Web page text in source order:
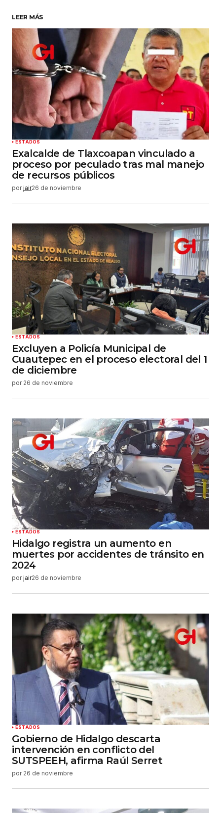
Su nombre*
Tu correo electrónico*
Guardar mi nombre, correo electrónico y sitio
web en este navegador para la próxima vez que
haga un comentario.
Enviar comentario
LEER MÁS
ESTADOS
Exalcalde de Tlaxcoapan vinculado a
proceso por peculado tras mal manejo
de recursos públicos
por jair26 de noviembre
ESTADOS
Excluyen a Policía Municipal de
Cuautepec en el proceso electoral del 1
de diciembre
por 26 de noviembre
ESTADOS
Hidalgo registra un aumento en
muertes por accidentes de tránsito en
2024
por jair26 de noviembre
ESTADOS
Gobierno de Hidalgo descarta
intervención en conflicto del
SUTSPEEH, afirma Raúl Serret
por 26 de noviembre